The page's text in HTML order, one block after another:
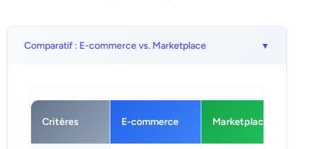
Comparatif : E-commerce vs. Marketplace
Critères E-commerce Marketplace